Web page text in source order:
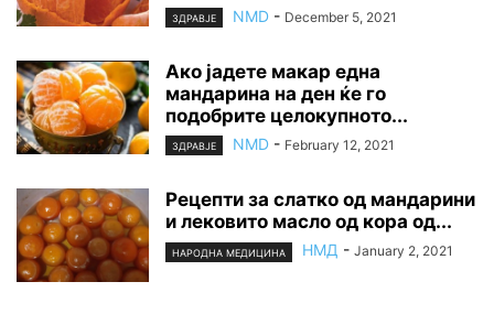
ЗДРАВЈЕ NMD - December 5, 2021
Ако јадете макар една
мандарина на ден ќе го
подобрите целокупното...
ЗДРАВЈЕ NMD - February 12, 2021
Рецепти за слатко од мандарини
и лековито масло од кора од...
НАРОДНА МЕДИЦИНА НМД - January 2, 2021